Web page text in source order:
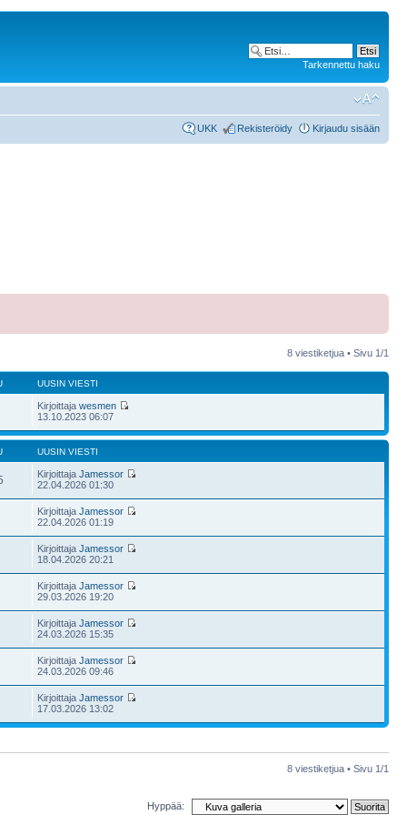
Tarkennettu haku
UKK Rekisteröidy Kirjaudu sisään
8 viestiketjua • Sivu 1/1
UUSIN VIESTI
Kirjoittajawesmen
13.10.2023 06:07
UUSIN VIESTI
KirjoittajaJamessor
22.04.2026 01:30
KirjoittajaJamessor
22.04.2026 01:19
KirjoittajaJamessor
18.04.2026 20:21
KirjoittajaJamessor
29.03.2026 19:20
KirjoittajaJamessor
24.03.2026 15:35
KirjoittajaJamessor
24.03.2026 09:46
KirjoittajaJamessor
17.03.2026 13:02
8 viestiketjua • Sivu 1/1
Hyppää: